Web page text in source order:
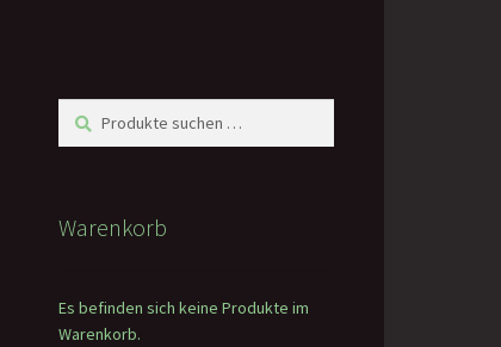
Suchen
nach:
Suchen
Warenkorb
Es befinden sich keine Produkte im
Warenkorb.